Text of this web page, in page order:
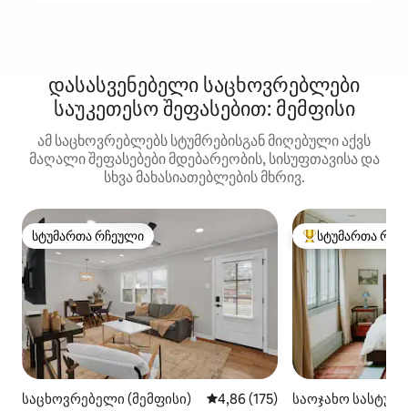
დასასვენებელი საცხოვრებლები
საუკეთესო შეფასებით: მემფისი
ამ საცხოვრებლებს სტუმრებისგან მიღებული აქვს
მაღალი შეფასებები მდებარეობის, სისუფთავისა და
სხვა მახასიათებლების მხრივ.
სტუმართა რჩეული
სტუმართა რჩეული
საცხოვრებელი (მემფისი) საშუალო შეფასებაა 5‑დან
4,86 (175)
სტუმართა
სტუმართა
საოჯახო